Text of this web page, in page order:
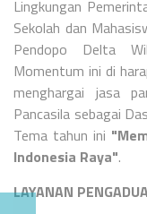
Lingkungan
Sekolah dan
Pendopo Delta
Momentum ini di
menghargai jasa
Pancasila sebagai
Tema tahun ini
Indonesia Raya".
LAYANAN